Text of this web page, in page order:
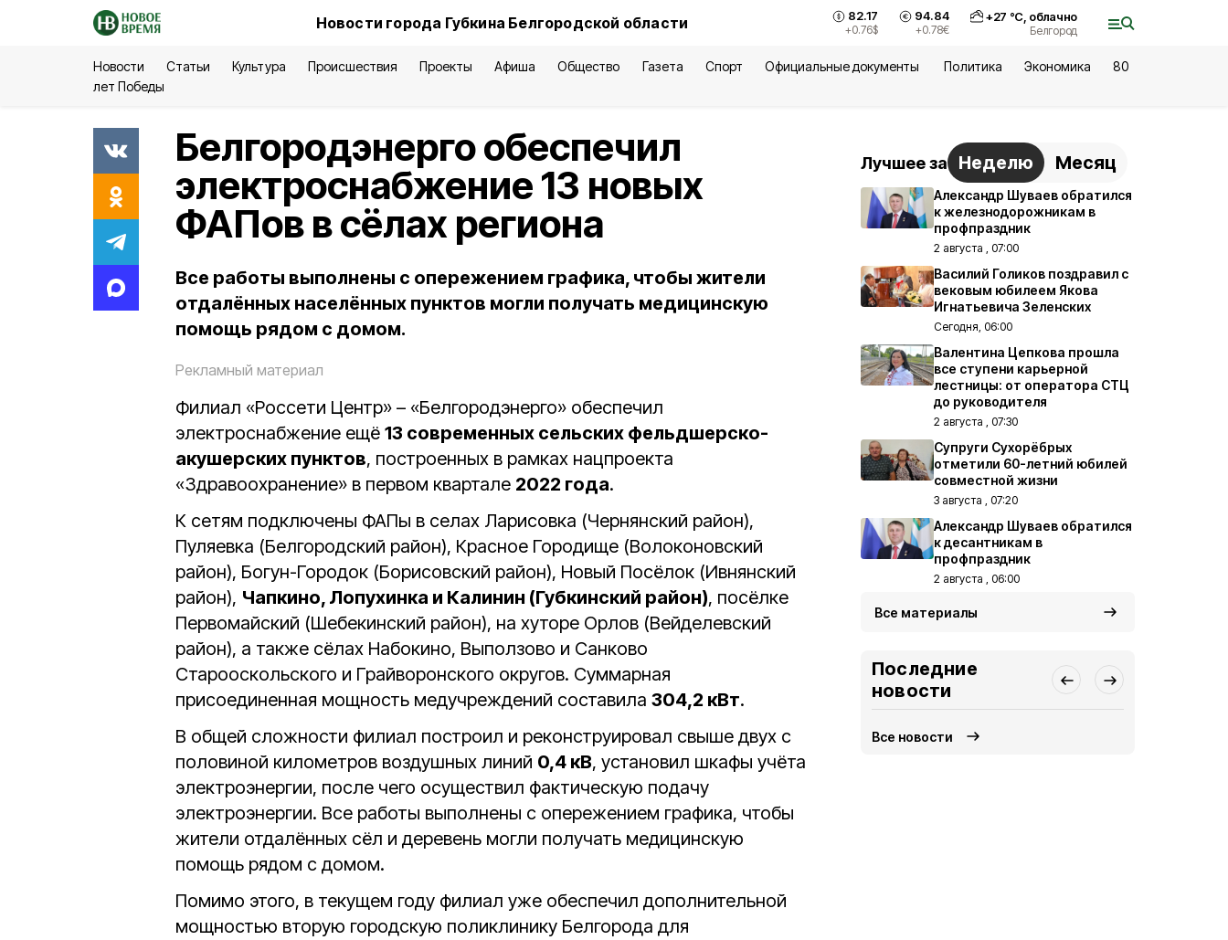
Новости города Губкина Белгородской области 82.17
+0.76$
94.84
+0.78€
+27 °С, облачно
Белгород
Новости Статьи Культура Происшествия Проекты Афиша Общество Газета Спорт Официальные документы Политика Экономика
80
лет Победы
Белгородэнерго обеспечил
электроснабжение 13 новых
ФАПов в сёлах региона
Все работы выполнены с опережением графика, чтобы жители
отдалённых населённых пунктов могли получать медицинскую
помощь рядом с домом.
Рекламный материал
Филиал «Россети Центр» – «Белгородэнерго» обеспечил
электроснабжение ещё 13 современных сельских фельдшерско-
акушерских пунктов, построенных в рамках нацпроекта
«Здравоохранение» в первом квартале 2022 года.
К сетям подключены ФАПы в селах Ларисовка (Чернянский район),
Пуляевка (Белгородский район), Красное Городище (Волоконовский
район), Богун-Городок (Борисовский район), Новый Посёлок (Ивнянский
район), Чапкино, Лопухинка и Калинин (Губкинский район), посёлке
Первомайский (Шебекинский район), на хуторе Орлов (Вейделевский
район), а также сёлах Набокино, Выползово и Санково
Старооскольского и Грайворонского округов. Суммарная
присоединенная мощность медучреждений составила 304,2 кВт.
В общей сложности филиал построил и реконструировал свыше двух с
половиной километров воздушных линий 0,4 кВ, установил шкафы учёта
электроэнергии, после чего осуществил фактическую подачу
электроэнергии. Все работы выполнены с опережением графика, чтобы
жители отдалённых сёл и деревень могли получать медицинскую
помощь рядом с домом.
Помимо этого, в текущем году филиал уже обеспечил дополнительной
мощностью вторую городскую поликлинику Белгорода для
Лучшее за Неделю Месяц
Александр Шуваев обратился
к железнодорожникам в
профпраздник
2 августа , 07:00
Василий Голиков поздравил с
вековым юбилеем Якова
Игнатьевича Зеленских
Сегодня, 06:00
Валентина Цепкова прошла
все ступени карьерной
лестницы: от оператора СТЦ
до руководителя
2 августа , 07:30
Супруги Сухорёбрых
отметили 60-летний юбилей
совместной жизни
3 августа , 07:20
Александр Шуваев обратился
к десантникам в
профпраздник
2 августа , 06:00
Все материалы
Последние
новости
Все новости